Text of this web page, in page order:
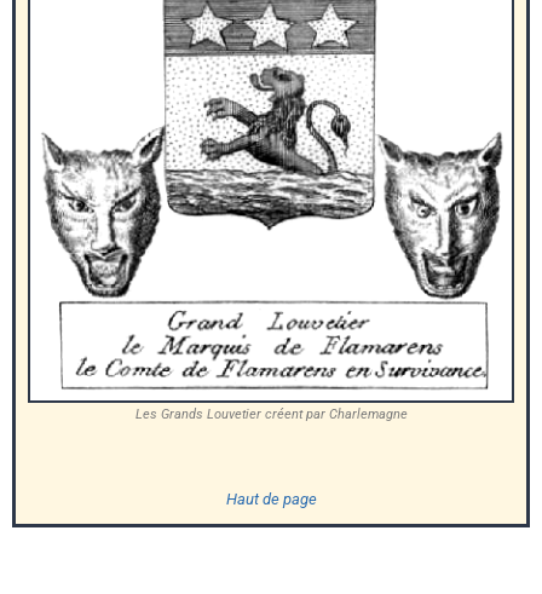
Les Grands Louvetier créent par Charlemagne
Haut de page